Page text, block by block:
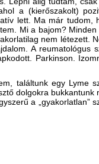
a (kierőszakolt)
lett. Ma már tudom,
Mi a bajom? Minden
nem létezett.
A reumatológus
Parkinson.
találtunk egy Lyme
dolgokra bukkantunk
a „gyakorlatlan”